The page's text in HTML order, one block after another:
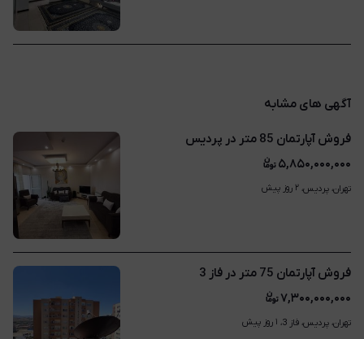
آگهی های مشابه
فروش آپارتمان 85 متر در پردیس
۵,۸۵۰,۰۰۰,۰۰۰
تهران، پردیس، ۲ روز پیش
فروش آپارتمان 75 متر در فاز 3
۷,۳۰۰,۰۰۰,۰۰۰
تهران، پردیس، فاز 3، ۱ روز پیش